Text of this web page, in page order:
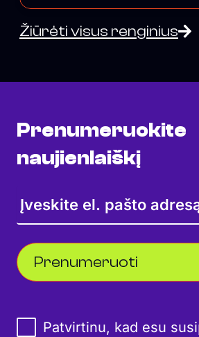
Žiūrėti visus renginius
Prenumeruokite
naujienlaiškį
Prenumeruoti
Patvirtinu, kad esu